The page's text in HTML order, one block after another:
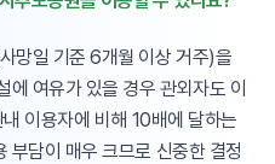
망일 기준 6개월 이상 거주)을
에 여유가 있을 경우 관외자도 이
이용자에 비해 10배에 달하는
부담이 매우 크므로 신중한 결정